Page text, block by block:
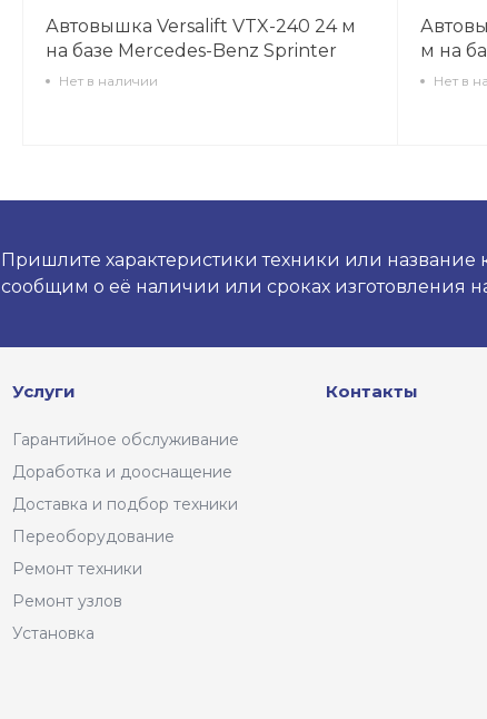
Автовышка Versalift VTX-240 24 м
на базе Mercedes-Benz Sprinter
Нет в наличии
м на
Нет в
Пришлите характеристики техники или название
сообщим о её наличии или сроках изготовления
Услуги
Гарантийное обслуживание
Доработка и дооснащение
Доставка и подбор техники
Переоборудование
Ремонт техники
Ремонт узлов
Установка
Контакты